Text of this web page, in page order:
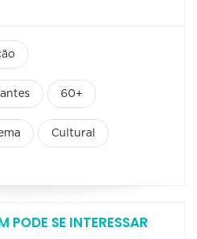
60+
Cultural
PODE SE INTERESSAR